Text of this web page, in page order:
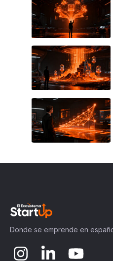
Donde se emprende en